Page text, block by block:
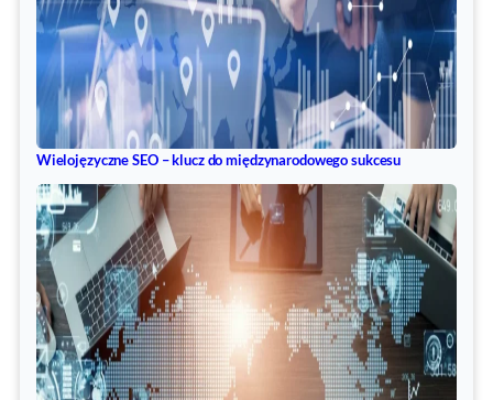
Wielojęzyczne SEO – klucz do międzynarodowego sukcesu